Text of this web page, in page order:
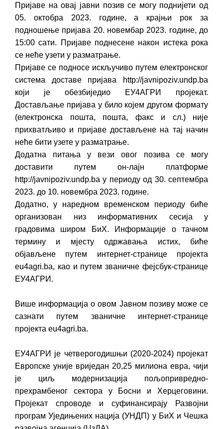
Пријаве на овај јавни позив се могу поднијети од
05. октобра 2023. године, а крајњи рок за
подношење пријава 20. новембар 2023. године, до
15:00 сати. Пријаве поднесене након истека рока
се неће узети у разматрање.
Пријаве се подносе искључиво путем електронског
система доставе пријава http://javnipoziv.undp.ba
који је обезбиједио ЕУ4АГРИ пројекат.
Достављање пријава у било којем другом формату
(електронска пошта, пошта, факс и сл.) није
прихватљиво и пријаве достављене на тај начин
неће бити узете у разматрање.
Додатна питања у вези овог позива се могу
доставити путем он-лајн платформе
http://javnipoziv.undp.ba у периоду од 30. септембра
2023. до 10. новембра 2023. године.
Додатно, у наредном временском периоду биће
организован низ информативних сесија у
градовима широм БиХ. Информације о тачном
термину и мјесту одржавања истих, биће
објављене путем интернет-странице пројекта
eu4agri.ba, као и путем званичне фејсбук-странице
ЕУ4АГРИ.
Више информација о овом Јавном позиву може се
сазнати путем званичне интернет-странице
пројекта eu4agri.ba.
ЕУ4АГРИ је четверогодишњи (2020-2024) пројекат
Европске уније вриједан 20,25 милиона евра, чији
је циљ модернизација пољопривредно-
прехрамбеног сектора у Босни и Херцеговини.
Пројекат спроводе и суфинансирају Развојни
програм Уједињених нација (УНДП) у БиХ и Чешка